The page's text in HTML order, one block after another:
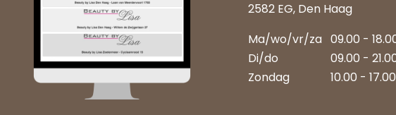
2582 EG, Den Haag
Ma/wo/vr/za 09.00 -
Di/do
09.00 -
Zondag
10.00 -